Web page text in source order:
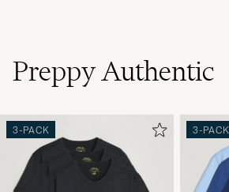
Preppy Authentic
3-PACK 3-PACK